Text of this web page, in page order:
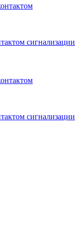
сигнализации
сигнализации